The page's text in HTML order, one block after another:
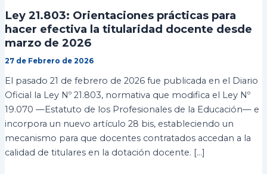
Ley 21.803: Orientaciones prácticas para
hacer efectiva la titularidad docente desde
marzo de 2026
27 de Febrero de 2026
El pasado 21 de febrero de 2026 fue publicada en el Diario
Oficial la Ley Nº 21.803, normativa que modifica el Ley Nº
19.070 —Estatuto de los Profesionales de la Educación— e
incorpora un nuevo artículo 28 bis, estableciendo un
mecanismo para que docentes contratados accedan a la
calidad de titulares en la dotación docente. […]